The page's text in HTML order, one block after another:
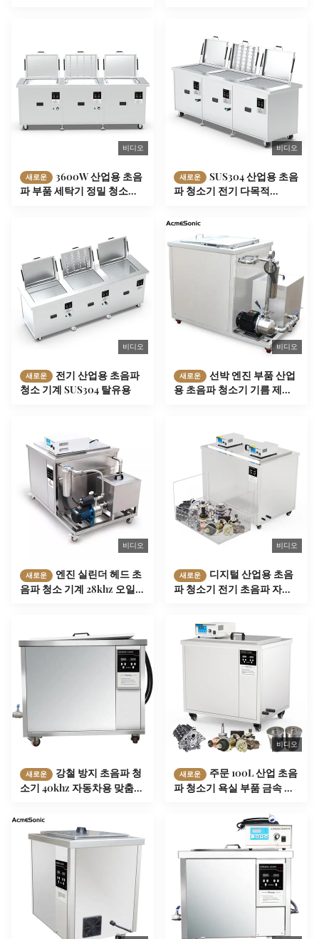
비디오
새로운
3600W 산업용 초음
파 부품 세탁기 정밀 청소
비디오
새로운
SUS304 산업용 초음
파 청소기 전기 다목적
비디오
새로운
전기 산업용 초음파
청소 기계 SUS304 탈유용
비디오
새로운
선박 엔진 부품 산업
용 초음파 청소기 기름 제거
비디오
새로운
엔진 실린더 헤드 초
음파 청소 기계 28khz 오일
비디오
새로운
디지털 산업용 초음
파 청소기 전기 초음파 자동
새로운
강철 방지 초음파 청
소기 40khz 자동차용 맞춤형
비디오
새로운
주문 100L 산업 초음
파 청소기 욕실 부품 금속 청